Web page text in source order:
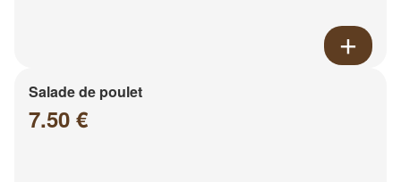
Salade de poulet
7.50 €